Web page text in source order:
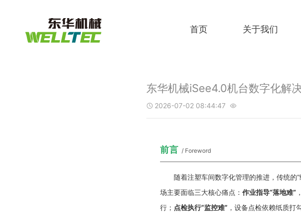
首页 关于我们
东华机械iSee4.0机台数字化
 2026-07-02 08:44:47 
前言 / Foreword
随着注塑车间数字化管理的推进，传统的
场主要面临三大核心痛点： 作业指导“落地难”
行； 点检执行“监控难” ，设备点检依赖纸质打